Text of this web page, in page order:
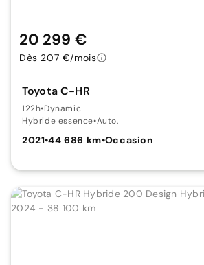
Toyota C-HR
122h•Dynamic
Hybride essence•Auto.
2021•44 686 km•Occasion
20 299 €
Dès 207 €/mois